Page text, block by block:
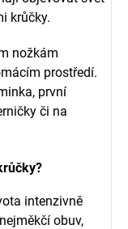
krůčky.
nožkám
prostředí.
první
či na
intenzivně
obuv,